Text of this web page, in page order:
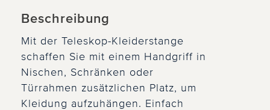
Beschreibung
Mit der Teleskop-Kleiderstange
schaffen Sie mit einem Handgriff in
Nischen, Schränken oder
Türrahmen zusätzlichen Platz, um
Kleidung aufzuhängen. Einfach